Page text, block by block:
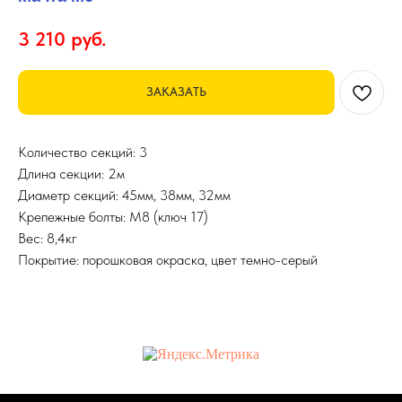
3 210 руб.
ЗАКАЗАТЬ
Количество секций: 3
Длина секции: 2м
Диаметр секций: 45мм, 38мм, 32мм
Крепежные болты: М8 (ключ 17)
Вес: 8,4кг
Покрытие: порошковая окраска, цвет темно-серый